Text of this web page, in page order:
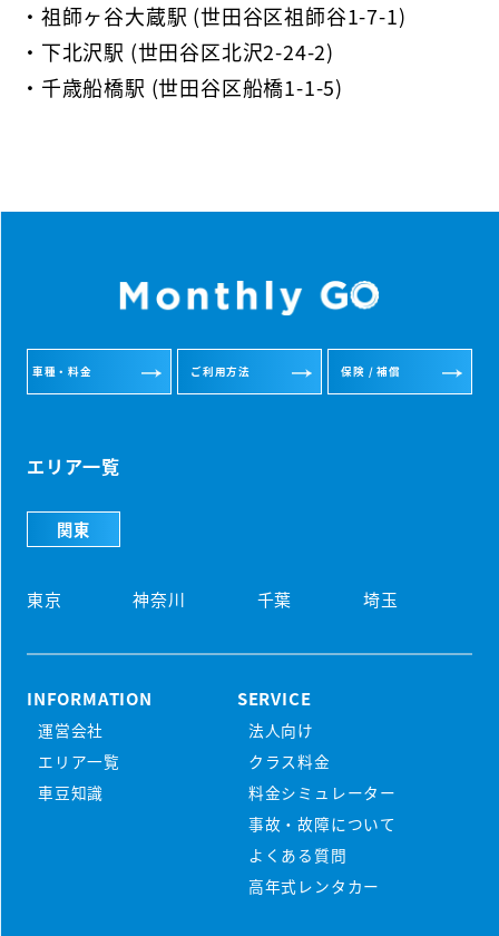
初めての方
マンスリーレンタカーとは
プラン・料金
・祖師ヶ谷大蔵駅 (世田谷区祖師谷1-7-1)
・下北沢駅 (世田谷区北沢2-24-2)
・千歳船橋駅 (世田谷区船橋1-1-5)
車種・料金 ご利用方法 保険 / 補償
エリア一覧
関東
東京 神奈川 千葉 埼玉
INFORMATION
運営会社
エリア一覧
車豆知識
SERVICE
法人向け
クラス料金
料金シミュレーター
事故・故障について
よくある質問
高年式レンタカー